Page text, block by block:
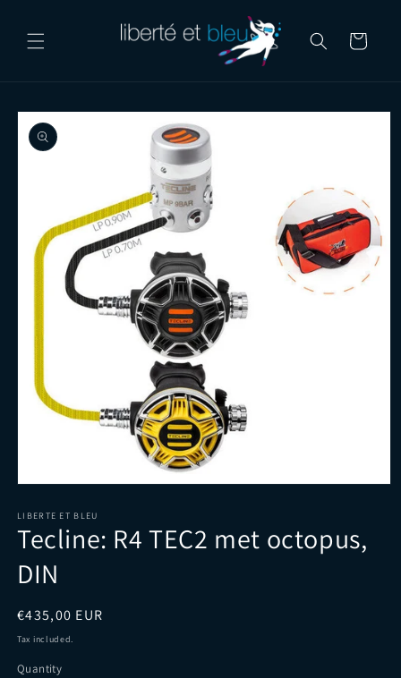
Cart
Skip to
product
information
1
in
modal
LIBERTE ET BLEU
Tecline: R4 TEC2 met octopus,
DIN
Regular
price
€435,00 EUR
Tax included.
Quantity